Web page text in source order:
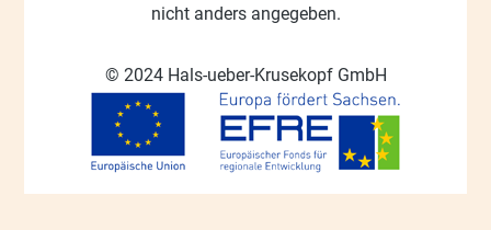
nicht anders angegeben.
© 2024 Hals-ueber-Krusekopf GmbH